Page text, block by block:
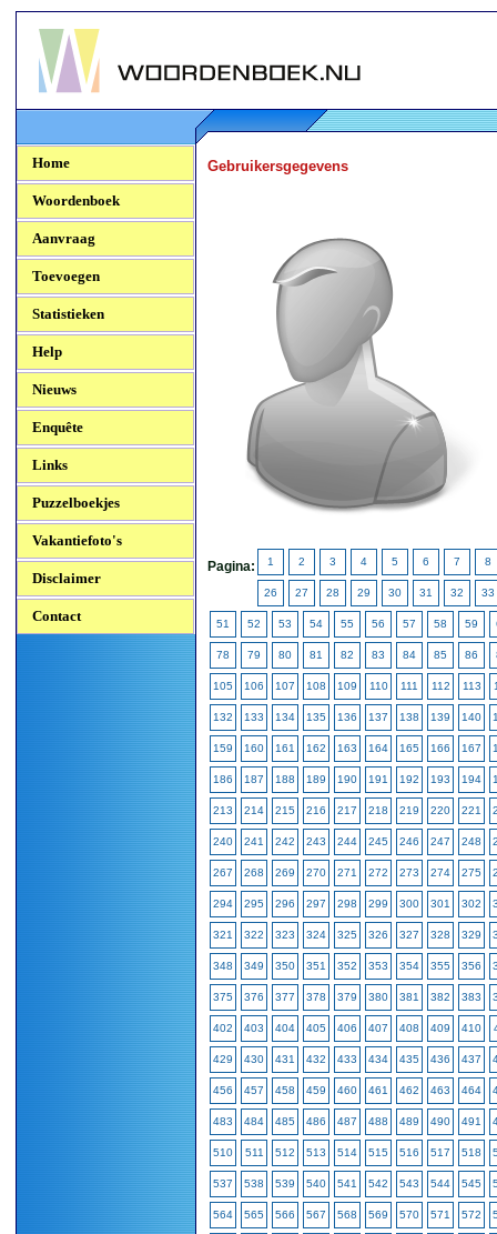
Woordenboek.NU
Home
Woordenboek
Aanvraag
Toevoegen
Statistieken
Help
Nieuws
Enquête
Links
Puzzelboekjes
Vakantiefoto's
Disclaimer
Contact
Gebruikersgegevens
Pagina: 1 2 3 4 5 6 7 8
26 27 28 29 30 31 32 33
51 52 53 54 55 56 57 58 59
78 79 80 81 82 83 84 85 86
105 106 107 108 109 110 111 112 113
132 133 134 135 136 137 138 139 140
159 160 161 162 163 164 165 166 167
186 187 188 189 190 191 192 193 194
213 214 215 216 217 218 219 220 221
240 241 242 243 244 245 246 247 248
267 268 269 270 271 272 273 274 275
294 295 296 297 298 299 300 301 302
321 322 323 324 325 326 327 328 329
348 349 350 351 352 353 354 355 356
375 376 377 378 379 380 381 382 383
402 403 404 405 406 407 408 409 410
429 430 431 432 433 434 435 436 437
456 457 458 459 460 461 462 463 464
483 484 485 486 487 488 489 490 491
510 511 512 513 514 515 516 517 518
537 538 539 540 541 542 543 544 545
564 565 566 567 568 569 570 571 572